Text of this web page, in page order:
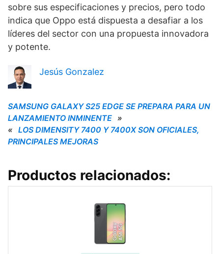
sobre sus especificaciones y precios, pero todo
indica que Oppo está dispuesta a desafiar a los
líderes del sector con una propuesta innovadora
y potente.
Jesús Gonzalez
SAMSUNG GALAXY S25 EDGE SE PREPARA PARA UN
LANZAMIENTO INMINENTE »
« LOS DIMENSITY 7400 Y 7400X SON OFICIALES,
PRINCIPALES MEJORAS
Productos relacionados: